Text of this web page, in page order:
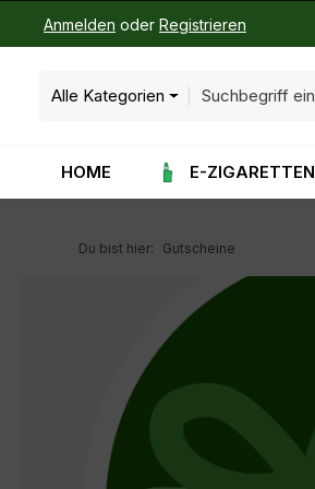
Hauptinhalt springen
Zur Suche springen
Zur Hauptnavigation springen
Anmelden oder Registrieren
Alle Kategorien
HOME E-ZIGARETTEN
Du bist hier: Gutscheine
Bildergalerie überspringen